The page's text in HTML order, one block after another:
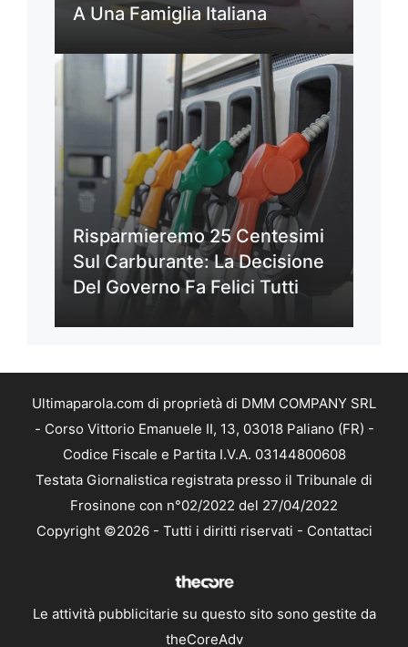
A Una Famiglia Italiana
Risparmieremo 25 Centesimi
Sul Carburante: La Decisione
Del Governo Fa Felici Tutti
Ultimaparola.com di proprietà di DMM COMPANY SRL
- Corso Vittorio Emanuele II, 13, 03018 Paliano (FR) -
Codice Fiscale e Partita I.V.A. 03144800608
Testata Giornalistica registrata presso il Tribunale di
Frosinone con n°02/2022 del 27/04/2022
Copyright ©2026 - Tutti i diritti riservati - Contattaci
Le attività pubblicitarie su questo sito sono gestite da
theCoreAdv